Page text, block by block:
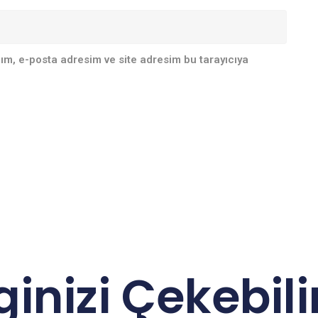
e-posta adresim ve site adresim bu tarayıcıya